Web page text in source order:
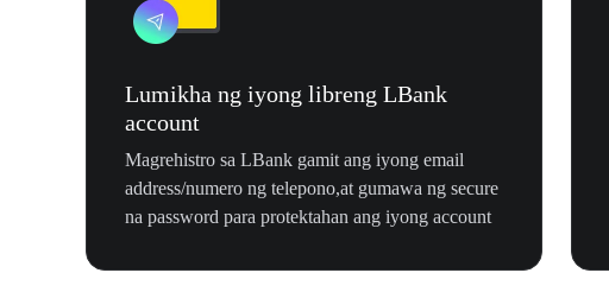
Lumikha ng iyong libreng LBank
account
Magrehistro sa LBank gamit ang iyong email
address/numero ng telepono,at gumawa ng secure
na password para protektahan ang iyong account